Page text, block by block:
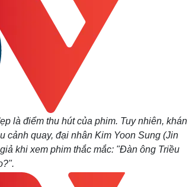
là điểm thu hút của phim. Tuy nhiên, khán
cảnh quay, đại nhân Kim Yoon Sung (Jin
khi xem phim thắc mắc: "Đàn ông Triều